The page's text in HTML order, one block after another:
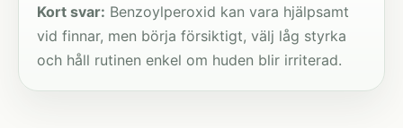
Kort svar: Benzoylperoxid kan vara hjälpsamt
vid finnar, men börja försiktigt, välj låg styrka
och håll rutinen enkel om huden blir irriterad.